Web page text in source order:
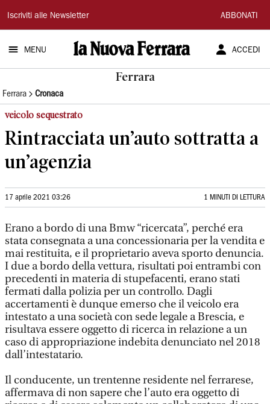
La
Nuova
Ferrara
Iscriviti alle Newsletter ABBONATI
MENU ACCEDI
Ferrara
Ferrara Cronaca
veicolo sequestrato
Rintracciata un’auto sottratta a
un’agenzia
17 aprile 2021 03:26 1 MINUTI DI LETTURA
Erano a bordo di una Bmw “ricercata”, perché era
stata consegnata a una concessionaria per la vendita e
mai restituita, e il proprietario aveva sporto denuncia.
I due a bordo della vettura, risultati poi entrambi con
precedenti in materia di stupefacenti, erano stati
fermati dalla polizia per un controllo. Dagli
accertamenti è dunque emerso che il veicolo era
intestato a una società con sede legale a Brescia, e
risultava essere oggetto di ricerca in relazione a un
caso di appropriazione indebita denunciato nel 2018
dall’intestatario.
Il conducente, un trentenne residente nel ferrarese,
affermava di non sapere che l’auto era oggetto di